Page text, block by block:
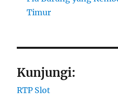
Timur
Kunjungi:
RTP Slot